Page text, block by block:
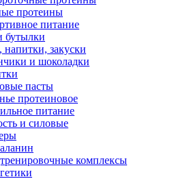
протеины
питание
напитки, закуски
и шоколадки
пасты
протеиновое
питание
и силовые
комплексы